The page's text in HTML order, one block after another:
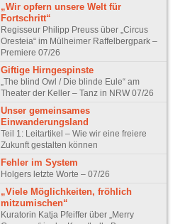
„Wir opfern unsere Welt für
Fortschritt“
Regisseur Philipp Preuss über „Circus
Oresteia“ im Mülheimer Raffelbergpark –
Premiere 07/26
Giftige Hirngespinste
„The blind Owl / Die blinde Eule“ am
Theater der Keller – Tanz in NRW 07/26
Unser gemeinsames
Einwanderungsland
Teil 1: Leitartikel – Wie wir eine freiere
Zukunft gestalten können
Fehler im System
Holgers letzte Worte – 07/26
„Viele Möglichkeiten, fröhlich
mitzumischen“
Kuratorin Katja Pfeiffer über „Merry